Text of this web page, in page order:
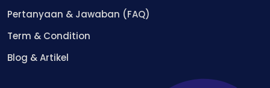
Pertanyaan & Jawaban (FAQ)
Term & Condition
Blog & Artikel